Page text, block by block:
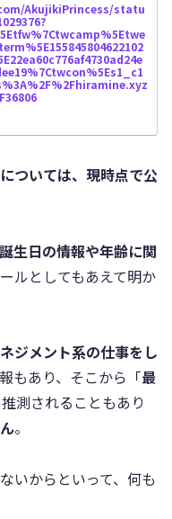
AkujikiPrincess/statu
ついては、現時点で公
生日の情報や年齢に関
ルとしてもあえて明か
ジメント系の仕事をし
もあり、そこから「最
測されることもあり
。
いからといって、何も